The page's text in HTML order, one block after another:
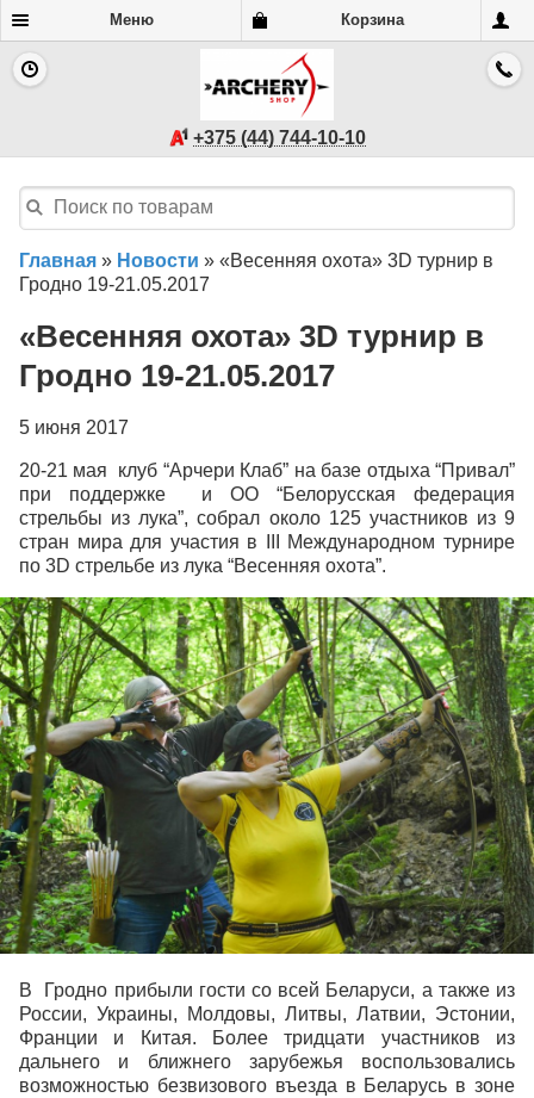
Меню Корзина
+375 (44) 744-10-10
Главная » Новости » «Весенняя охота» 3D турнир в
Гродно 19-21.05.2017
«Весенняя охота» 3D турнир в
Гродно 19-21.05.2017
5 июня 2017
20-21 мая клуб “Арчери Клаб” на базе отдыха “Привал”
при поддержке и ОО “Белорусская федерация
стрельбы из лука”, собрал около 125 участников из 9
стран мира для участия в III Международном турнире
по 3D стрельбе из лука “Весенняя охота”.
В Гродно прибыли гости со всей Беларуси, а также из
России, Украины, Молдовы, Литвы, Латвии, Эстонии,
Франции и Китая. Более тридцати участников из
дальнего и ближнего зарубежья воспользовались
возможностью безвизового въезда в Беларусь в зоне